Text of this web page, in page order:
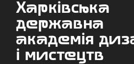
Харківська
державна
академія
і мистецтв